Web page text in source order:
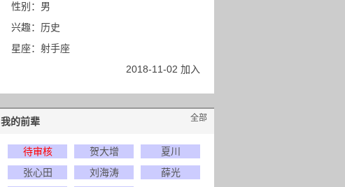
性别：男
兴趣：历史
星座：射手座
2018-11-02 加入
我的前辈 全部
待审核 贺大增
夏川
张心田
刘海涛
薛光